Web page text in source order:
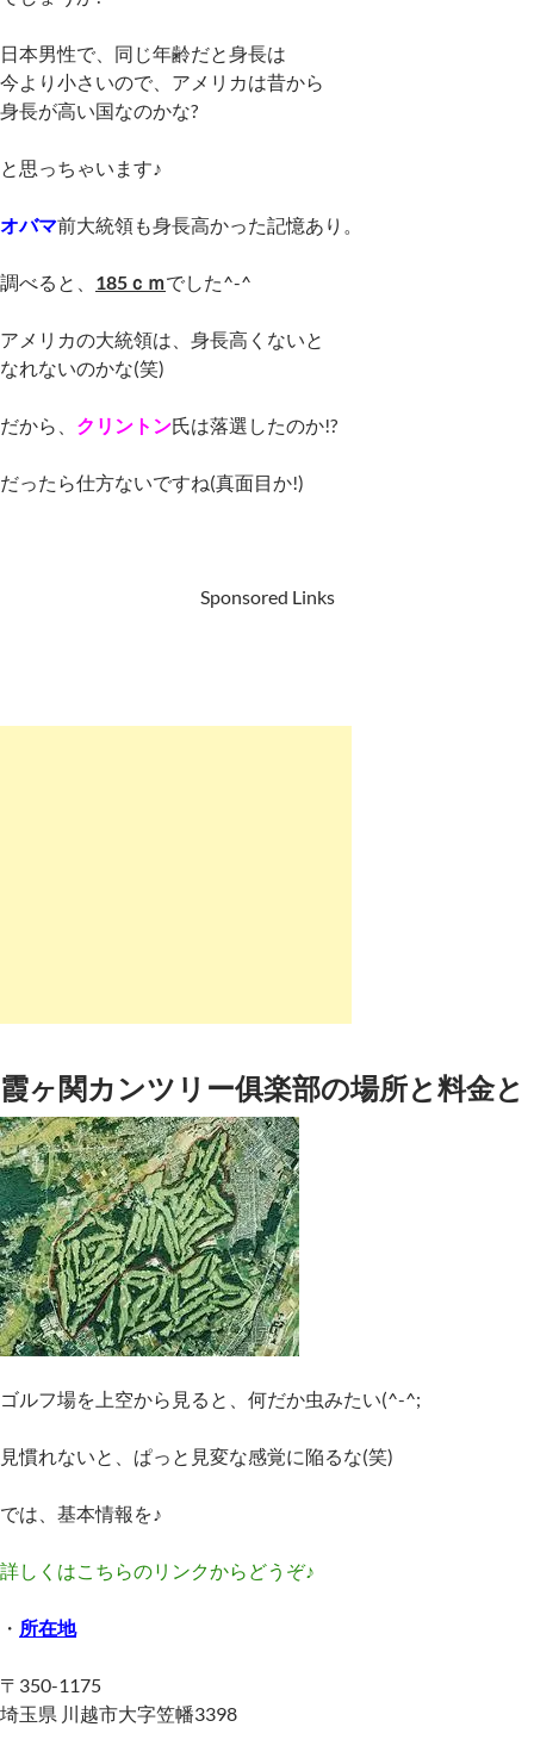
日本男性で、同じ年齢だと身長は
今より小さいので、アメリカは昔から
身長が高い国なのかな?
と思っちゃいます♪
オバマ前大統領も身長高かった記憶あり。
調べると、 185ｃｍでした^-^
アメリカの大統領は、身長高くないと
なれないのかな(笑)
だから、 クリントン氏は落選したのか!?
だったら仕方ないですね(真面目か!)
Sponsored Links
霞ヶ関カンツリー俱楽部の場所と料金と
ゴルフ場を上空から見ると、何だか虫みたい(^-^;
見慣れないと、ぱっと見変な感覚に陥るな(笑)
では、基本情報を♪
詳しくはこちらのリンクからどうぞ♪
・ 所在地
〒350-1175
埼玉県 川越市大字笠幡3398